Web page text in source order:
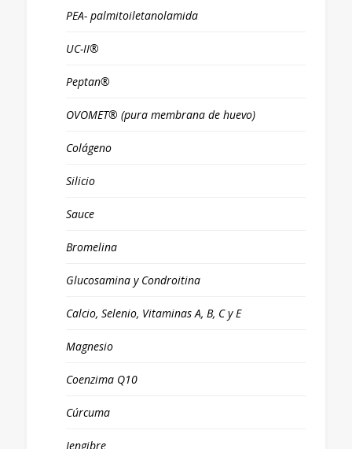
PEA- palmitoiletanolamida
UC-II®
Peptan®
OVOMET® (pura membrana de huevo)
Colágeno
Silicio
Sauce
Bromelina
Glucosamina y Condroitina
Calcio, Selenio, Vitaminas A, B, C y E
Magnesio
Coenzima Q10
Cúrcuma
Jengibre